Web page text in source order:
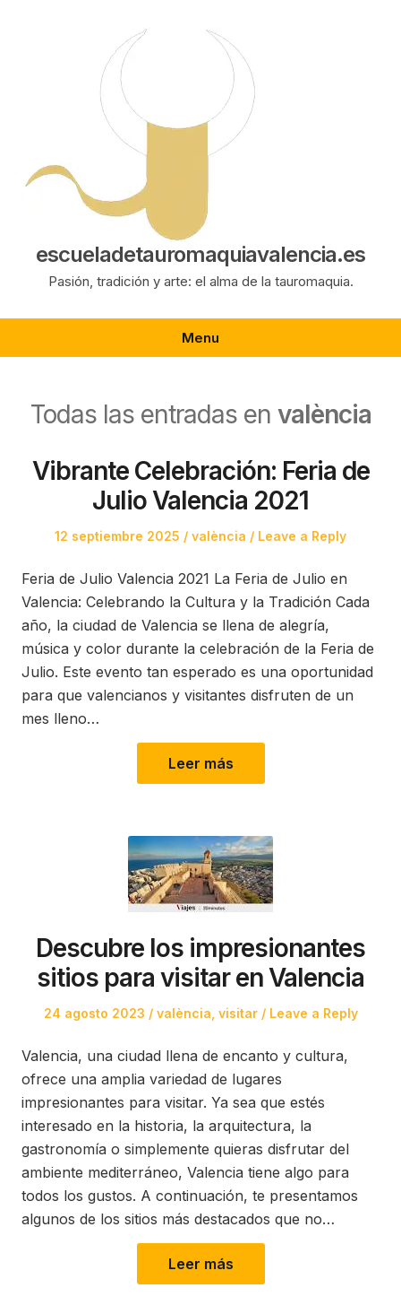
escueladetauromaquiavalencia.es
Pasión, tradición y arte: el alma de la tauromaquia.
Menu
Todas las entradas en valència
Vibrante Celebración: Feria de
Julio Valencia 2021
Posted
12 septiembre 2025
Posted
valència Leave a Reply
Feria de Julio Valencia 2021 La Feria de Julio en
Valencia: Celebrando la Cultura y la Tradición Cada
año, la ciudad de Valencia se llena de alegría,
música y color durante la celebración de la Feria de
Julio. Este evento tan esperado es una oportunidad
para que valencianos y visitantes disfruten de un
mes lleno…
Leer más
Descubre los impresionantes
sitios para visitar en Valencia
Posted
24 agosto 2023
Posted
valència visitar Leave a Reply
Valencia, una ciudad llena de encanto y cultura,
ofrece una amplia variedad de lugares
impresionantes para visitar. Ya sea que estés
interesado en la historia, la arquitectura, la
gastronomía o simplemente quieras disfrutar del
ambiente mediterráneo, Valencia tiene algo para
todos los gustos. A continuación, te presentamos
algunos de los sitios más destacados que no…
Leer más